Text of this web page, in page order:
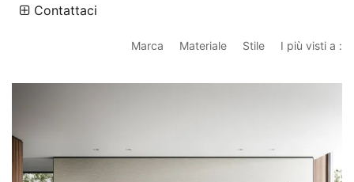
Contattaci
Marca Materiale Stile I più visti a :